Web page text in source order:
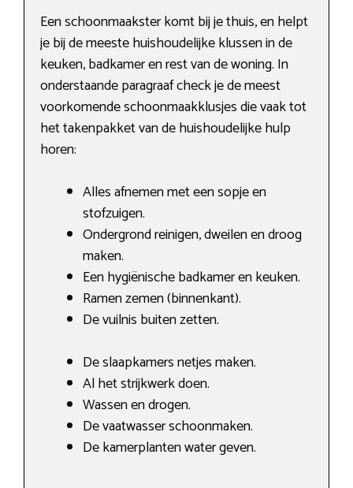
Een schoonmaakster komt bij je thuis, en helpt
je bij de meeste huishoudelijke klussen in de
keuken, badkamer en rest van de woning. In
onderstaande paragraaf check je de meest
voorkomende schoonmaakklusjes die vaak tot
het takenpakket van de huishoudelijke hulp
horen:
Alles afnemen met een sopje en
stofzuigen.
Ondergrond reinigen, dweilen en droog
maken.
Een hygiënische badkamer en keuken.
Ramen zemen (binnenkant).
De vuilnis buiten zetten.
De slaapkamers netjes maken.
Al het strijkwerk doen.
Wassen en drogen.
De vaatwasser schoonmaken.
De kamerplanten water geven.